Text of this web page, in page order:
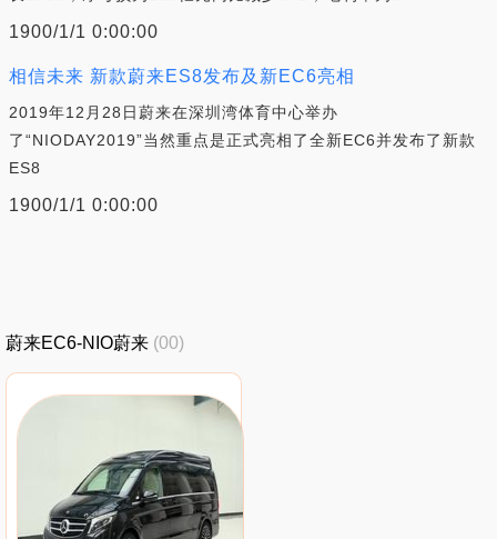
1900/1/1 0:00:00
相信未来 新款蔚来ES8发布及新EC6亮相
2019年12月28日蔚来在深圳湾体育中心举办
了“NIODAY2019”当然重点是正式亮相了全新EC6并发布了新款
ES8
1900/1/1 0:00:00
蔚来EC6-NIO蔚来 (00)